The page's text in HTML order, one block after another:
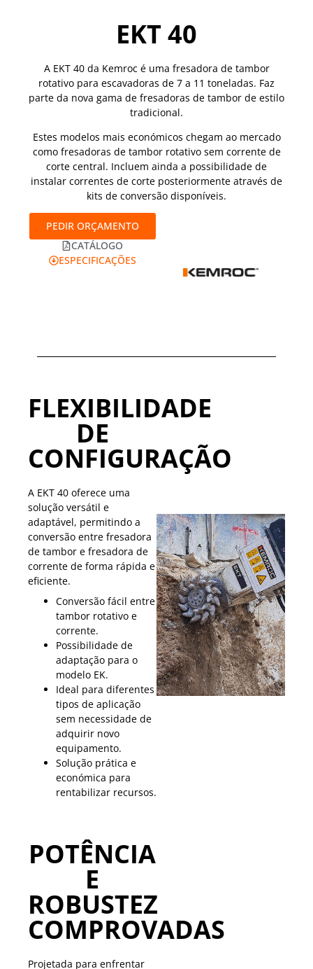
EKT 40
A EKT 40 da Kemroc é uma fresadora de tambor
rotativo para escavadoras de 7 a 11 toneladas. Faz
parte da nova gama de fresadoras de tambor de estilo
tradicional.
Estes modelos mais económicos chegam ao mercado
como fresadoras de tambor rotativo sem corrente de
corte central. Incluem ainda a possibilidade de
instalar correntes de corte posteriormente através de
kits de conversão disponíveis.
PEDIR ORÇAMENTO
CATÁLOGO
ESPECIFICAÇÕES
FLEXIBILIDADE
DE
CONFIGURAÇÃO
A EKT 40 oferece uma
solução versátil e
adaptável, permitindo a
conversão entre fresadora
de tambor e fresadora de
corrente de forma rápida e
eficiente.
Conversão fácil entre
tambor rotativo e
corrente.
Possibilidade de
adaptação para o
modelo EK.
Ideal para diferentes
tipos de aplicação
sem necessidade de
adquirir novo
equipamento.
Solução prática e
económica para
rentabilizar recursos.
POTÊNCIA
E
ROBUSTEZ
COMPROVADAS
Projetada para enfrentar